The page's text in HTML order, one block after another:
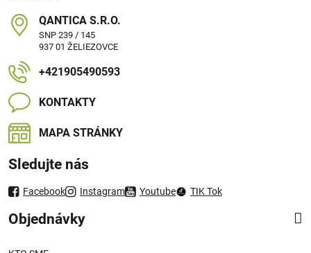
QANTICA S​.R​.O​.
SNP 239 / 145
937 01 ŽELIEZOVCE
+421905490593
KONTAKTY
MAPA STRÁNKY
Sledujte nás
Facebook Instagram Youtube TIK Tok
Objednávky